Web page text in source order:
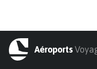
Aéroports